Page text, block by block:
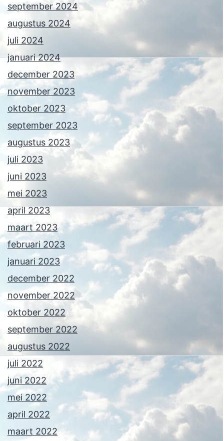
september 2024
augustus 2024
juli 2024
januari 2024
december 2023
november 2023
oktober 2023
september 2023
augustus 2023
juli 2023
juni 2023
mei 2023
april 2023
maart 2023
februari 2023
januari 2023
december 2022
november 2022
oktober 2022
september 2022
augustus 2022
juli 2022
juni 2022
mei 2022
april 2022
maart 2022